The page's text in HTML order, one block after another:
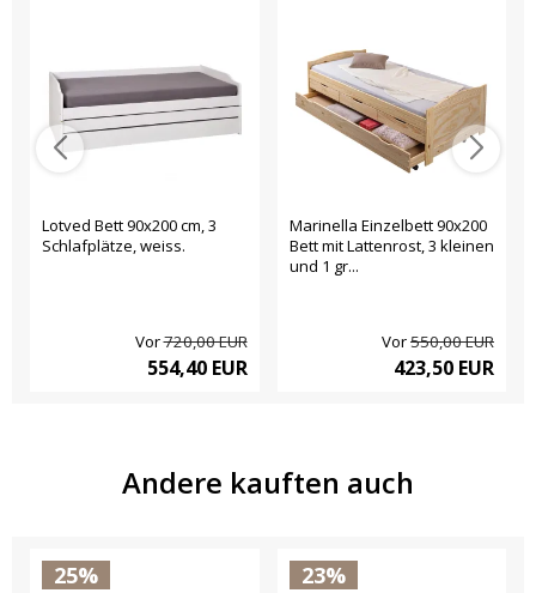
Lotved Bett 90x200 cm, 3
Schlafplätze, weiss.
Vor720,00 EUR
554,40 EUR
Marinella Einzelbett 90x200
Bett mit Lattenrost, 3 kleinen
und 1 gr...
Vor550,00 EUR
423,50 EUR
Andere kauften auch
25% 23%